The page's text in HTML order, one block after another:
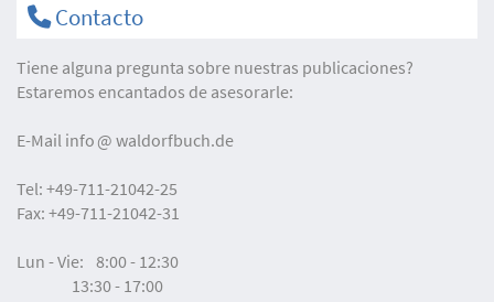
Contacto
Tiene alguna pregunta sobre nuestras publicaciones?
Estaremos encantados de asesorarle:
E-Mail info waldorfbuch.de
Tel: +49-711-21042-25
Fax: +49-711-21042-31
Lun - Vie: 8:00 - 12:30
13:30 - 17:00